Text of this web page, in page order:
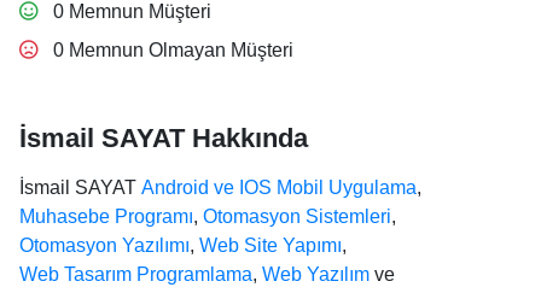
0 Memnun Müşteri
0 Memnun Olmayan Müşteri
İsmail SAYAT Hakkında
İsmail SAYAT Android ve IOS Mobil Uygulama,
Muhasebe Programı, Otomasyon Sistemleri,
Otomasyon Yazılımı, Web Site Yapımı,
Web Tasarım Programlama, Web Yazılım ve